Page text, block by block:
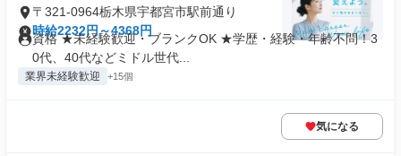
〒321-0964栃木県宇都宮市駅前通り
時給2232円～4368円
資格 ★未経験歓迎・ブランクOK ★学歴・経験・年齢不問！3
0代、40代などミドル世代...
業界未経験歓迎 +15個
気になる